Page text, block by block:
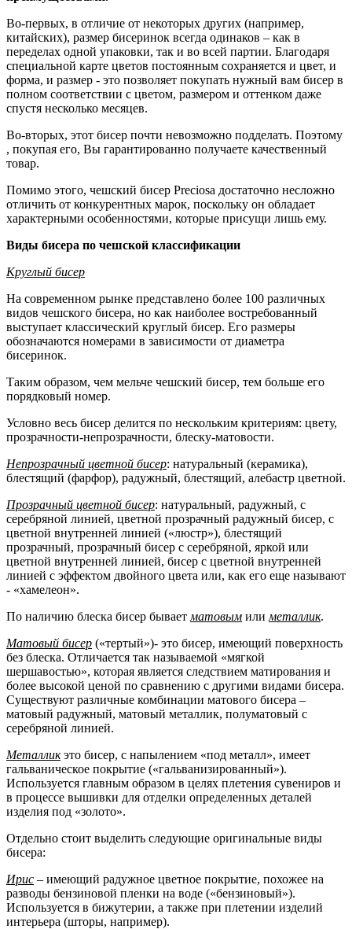
Во-первых, в отличие от некоторых других (например,
китайских), размер бисеринок всегда одинаков – как в
переделах одной упаковки, так и во всей партии. Благодаря
специальной карте цветов постоянным сохраняется и цвет, и
форма, и размер - это позволяет покупать нужный вам бисер в
полном соответствии с цветом, размером и оттенком даже
спустя несколько месяцев.
Во-вторых, этот бисер почти невозможно подделать. Поэтому
, покупая его, Вы гарантированно получаете качественный
товар.
Помимо этого, чешский бисер Preciosa достаточно несложно
отличить от конкурентных марок, поскольку он обладает
характерными особенностями, которые присущи лишь ему.
Виды бисера по чешской классификации
Круглый бисер
На современном рынке представлено более 100 различных
видов чешского бисера, но как наиболее востребованный
выступает классический круглый бисер. Его размеры
обозначаются номерами в зависимости от диаметра
бисеринок.
Таким образом, чем мельче чешский бисер, тем больше его
порядковый номер.
Условно весь бисер делится по нескольким критериям: цвету,
прозрачности-непрозрачности, блеску-матовости.
Непрозрачный цветной бисер: натуральный (керамика),
блестящий (фарфор), радужный, блестящий, алебастр цветной.
Прозрачный цветной бисер: натуральный, радужный, с
серебряной линией, цветной прозрачный радужный бисер, с
цветной внутренней линией («люстр»), блестящий
прозрачный, прозрачный бисер с серебряной, яркой или
цветной внутренней линией, бисер с цветной внутренней
линией с эффектом двойного цвета или, как его еще называют
- «хамелеон».
По наличию блеска бисер бывает матовым или металлик.
Матовый бисер («тертый»)- это бисер, имеющий поверхность
без блеска. Отличается так называемой «мягкой
шершавостью», которая является следствием матирования и
более высокой ценой по сравнению с другими видами бисера.
Существуют различные комбинации матового бисера –
матовый радужный, матовый металлик, полуматовый с
серебряной линией.
Металликэто бисер, с напылением «под металл», имеет
гальваническое покрытие («гальванизированный»).
Используется главным образом в целях плетения сувениров и
в процессе вышивки для отделки определенных деталей
изделия под «золото».
Отдельно стоит выделить следующие оригинальные виды
бисера:
Ирис – имеющий радужное цветное покрытие, похожее на
разводы бензиновой пленки на воде («бензиновый»).
Используется в бижутерии, а также при плетении изделий
интерьера (шторы, например).